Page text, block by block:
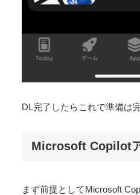
DL完了したらこれで準備は
Microsoft Copilot
まず前提としてMicrosoft